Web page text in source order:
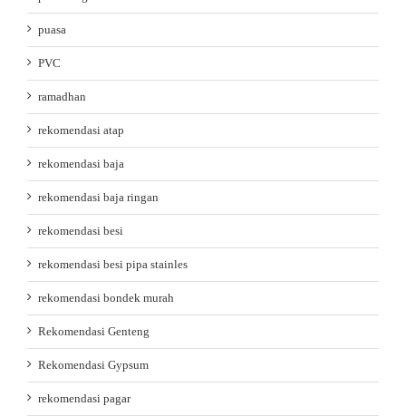
puasa
PVC
ramadhan
rekomendasi atap
rekomendasi baja
rekomendasi baja ringan
rekomendasi besi
rekomendasi besi pipa stainles
rekomendasi bondek murah
Rekomendasi Genteng
Rekomendasi Gypsum
rekomendasi pagar